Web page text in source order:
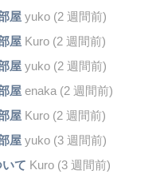
屋yuko (2 週間前)
屋Kuro (2 週間前)
屋yuko (2 週間前)
屋enaka (2 週間前)
屋Kuro (2 週間前)
屋yuko (3 週間前)
て Kuro (3 週間前)